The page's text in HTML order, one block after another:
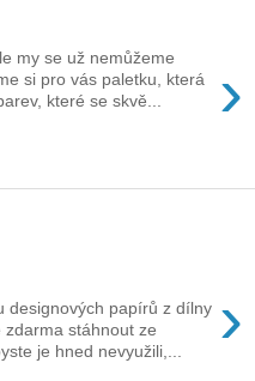
›
my se už nemůžeme
si pro vás paletku, která
které se skvě...
›
designových papírů z dílny
zdarma stáhnout ze
je hned nevyužili,...